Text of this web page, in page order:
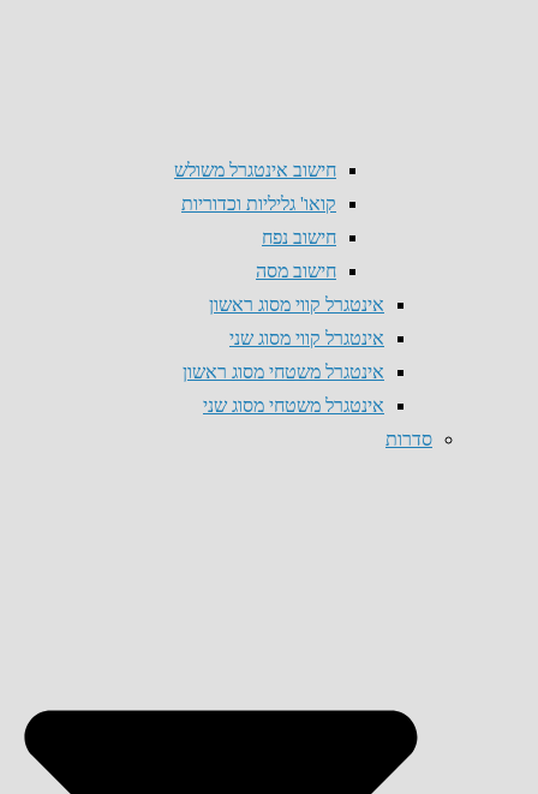
חישוב אינטגרל משולש
קואו' גליליות וכדוריות
חישוב נפח
חישוב מסה
אינטגרל קווי מסוג ראשון
אינטגרל קווי מסוג שני
אינטגרל משטחי מסוג ראשון
אינטגרל משטחי מסוג שני
סדרות